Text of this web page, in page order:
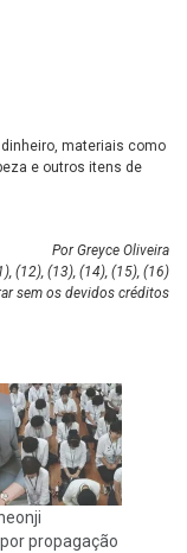
materiais como
e outros itens de
Por Greyce Oliveira
), (12), (13), (14), (15), (16)
sem os devidos créditos
propagação